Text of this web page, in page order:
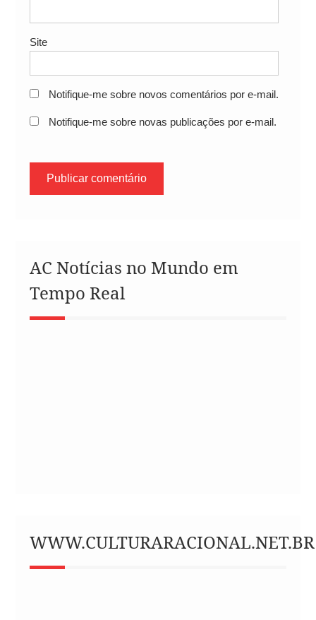
Site
Notifique-me sobre novos comentários por e-mail.
Notifique-me sobre novas publicações por e-mail.
AC Notícias no Mundo em
Tempo Real
WWW.CULTURARACIONAL.NET.BR